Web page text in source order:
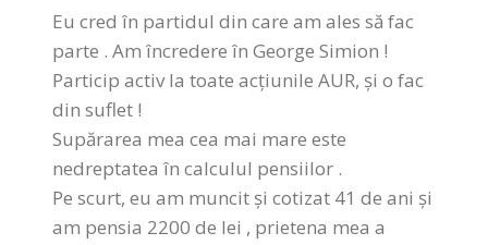
Eu cred în partidul din care am ales să fac
parte . Am încredere în George Simion !
Particip activ la toate acțiunile AUR, și o fac
din suflet !
Supărarea mea cea mai mare este
nedreptatea în calculul pensiilor .
Pe scurt, eu am muncit și cotizat 41 de ani și
am pensia 2200 de lei , prietena mea a